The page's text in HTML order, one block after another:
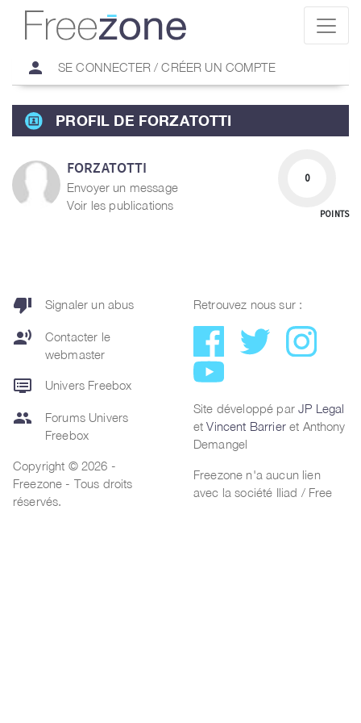
person SE CONNECTER / CRÉER UN COMPTE
PROFIL DE FORZATOTTI
FORZATOTTI
Envoyer un message
Voir les publications
0
POINTS
thumb_down Signaler un abus
record_voice_over
Contacter le
webmaster
dvr Univers Freebox
group
Forums Univers
Freebox
Copyright © 2026 -
Freezone - Tous droits
réservés.
Retrouvez nous sur :
Site développé parJP Legal
etVincent Barrieret Anthony
Demangel
Freezone n'a aucun lien
avec la société Iliad / Free